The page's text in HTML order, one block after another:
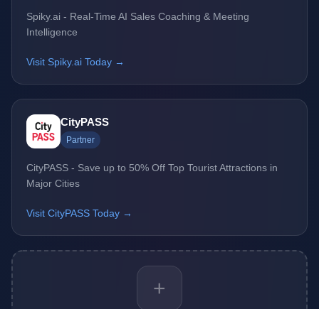
Spiky.ai - Real-Time AI Sales Coaching & Meeting
Intelligence
Visit Spiky.ai Today →
CityPASS
Partner
CityPASS - Save up to 50% Off Top Tourist Attractions in
Major Cities
Visit CityPASS Today →
+